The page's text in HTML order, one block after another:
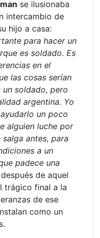
se ilusionaba
intercambio de
hijo a casa:
para hacer un
es soldado. Es
en el
las cosas serían
soldado, pero
argentina. Yo
un poco
alguien luche por
antes, para
a un
padece una
de aquel
trágico final a la
de ese
como un